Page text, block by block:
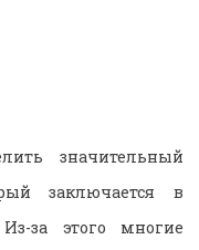
значительный
заключается в
Из-за этого многие